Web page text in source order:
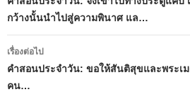
เรื่อง
กว้างนั้นนำไปสู่ความพินาศ แล…
เรื่องต่อไป
คำสอนประจำวัน: ขอให้สันติสุขและพระเม
คน…